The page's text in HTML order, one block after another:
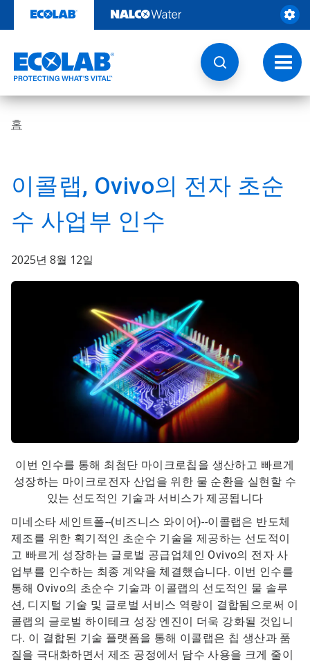
츠
기
토
글
내
비
홈
이콜랩, Ovivo의 전자 초순
수 사업부 인수
2025년 8월 12일
이번 인수를 통해 최첨단 마이크로칩을 생산하고 빠르게
성장하는 마이크로전자 산업을 위한 물 순환을 실현할 수
있는 선도적인 기술과 서비스가 제공됩니다
미네소타 세인트폴--(비즈니스 와이어)--이콜랩은 반도체
제조를 위한 획기적인 초순수 기술을 제공하는 선도적이
고 빠르게 성장하는 글로벌 공급업체인 Ovivo의 전자 사
업부를 인수하는 최종 계약을 체결했습니다. 이번 인수를
통해 Ovivo의 초순수 기술과 이콜랩의 선도적인 물 솔루
션, 디지털 기술 및 글로벌 서비스 역량이 결합됨으로써 이
콜랩의 글로벌 하이테크 성장 엔진이 더욱 강화될 것입니
다. 이 결합된 기술 플랫폼을 통해 이콜랩은 칩 생산과 품
질을 극대화하면서 제조 공정에서 담수 사용을 크게 줄이